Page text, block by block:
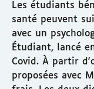
Les étudiants
santé peuvent
avec un
Étudiant, lancé
Covid. À partir
proposées avec